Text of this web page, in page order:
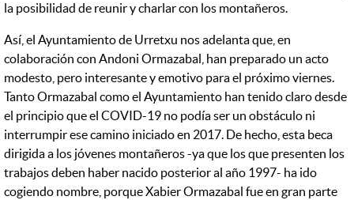
la posibilidad de reunir y charlar con los montañeros.
Así, el Ayuntamiento de Urretxu nos adelanta que, en
colaboración con Andoni Ormazabal, han preparado un acto
modesto, pero interesante y emotivo para el próximo viernes.
Tanto Ormazabal como el Ayuntamiento han tenido claro desde
el principio que el COVID-19 no podía ser un obstáculo ni
interrumpir ese camino iniciado en 2017. De hecho, esta beca
dirigida a los jóvenes montañeros -ya que los que presenten los
trabajos deben haber nacido posterior al año 1997- ha ido
cogiendo nombre, porque Xabier Ormazabal fue en gran parte